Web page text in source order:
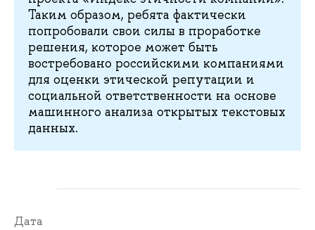
Таким образом, ребята фактически
попробовали свои силы в проработке
решения, которое может быть
востребовано российскими компаниями
для оценки этической репутации и
социальной ответственности на основе
машинного анализа открытых текстовых
данных.
Дата